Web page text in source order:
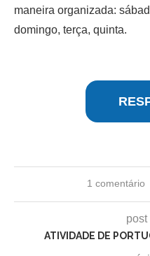
maneira organizada:
domingo, terça, quinta.
1 comentário
post
ATIVIDADE DE